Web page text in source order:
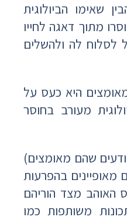
שאימו הביולוגית
מתוך דאגה לחייו
לסלוח לה ולהשלים
היא כעס על
מעורב בחוסר
שהם מאומצים)
מאופיינים בהפרעות
האוהב מצד הוריהם
משותפות כמו